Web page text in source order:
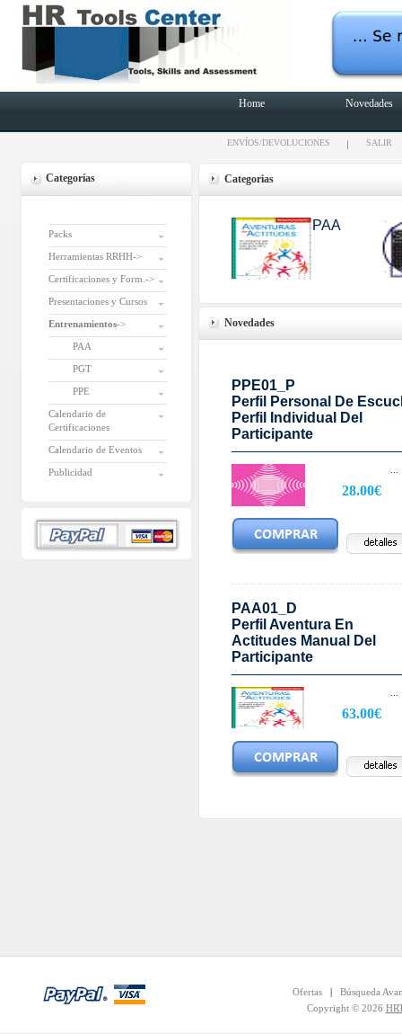
Home Novedades
ENVÍOS/DEVOLUCIONES SALIR
Categorías
Packs
Herramientas RRHH->
Certificaciones y Form.->
Presentaciones y Cursos
Entrenamientos->
PAA
PGT
PPE
Calendario de
Certificaciones
Calendario de Eventos
Publicidad
Categorias
PAA
Novedades
PPE01_P
Perfil Personal De
Perfil Individual Del
Participante
28.00€
PAA01_D
Perfil Aventura En
Actitudes Manual Del
Participante
63.00€
Ofertas| Búsqueda
Copyright © 2026